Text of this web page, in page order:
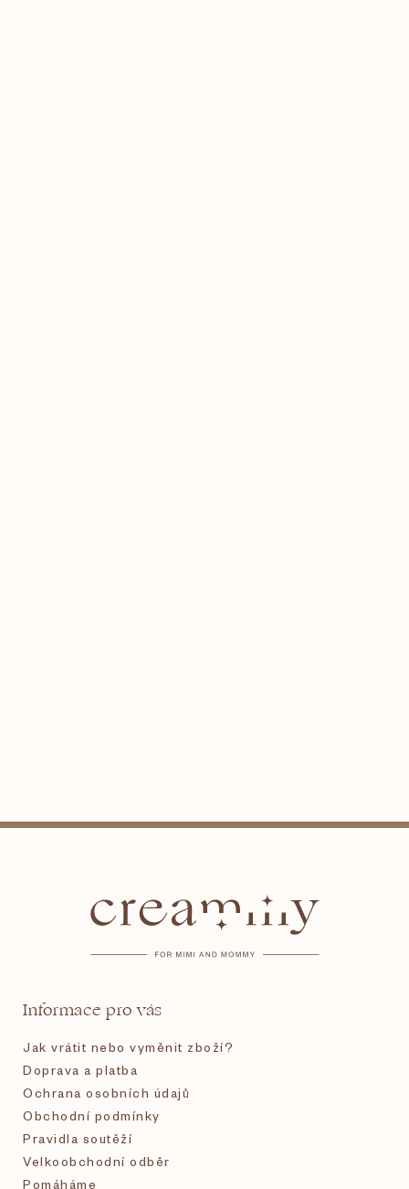
Informace pro vás
Jak vrátit nebo vyměnit zboží?
Doprava a platba
Ochrana osobních údajů
Obchodní podmínky
Pravidla soutěží
Velkoobchodní odběr
Pomáháme